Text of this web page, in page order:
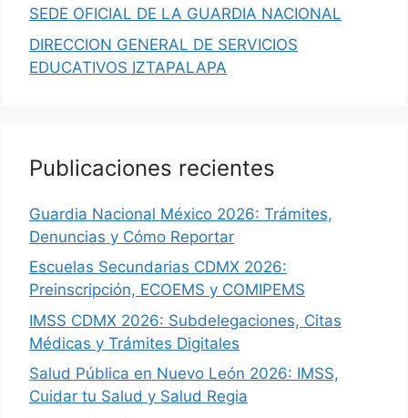
SEDE OFICIAL DE LA GUARDIA NACIONAL
DIRECCION GENERAL DE SERVICIOS
EDUCATIVOS IZTAPALAPA
Publicaciones recientes
Guardia Nacional México 2026: Trámites,
Denuncias y Cómo Reportar
Escuelas Secundarias CDMX 2026:
Preinscripción, ECOEMS y COMIPEMS
IMSS CDMX 2026: Subdelegaciones, Citas
Médicas y Trámites Digitales
Salud Pública en Nuevo León 2026: IMSS,
Cuidar tu Salud y Salud Regia